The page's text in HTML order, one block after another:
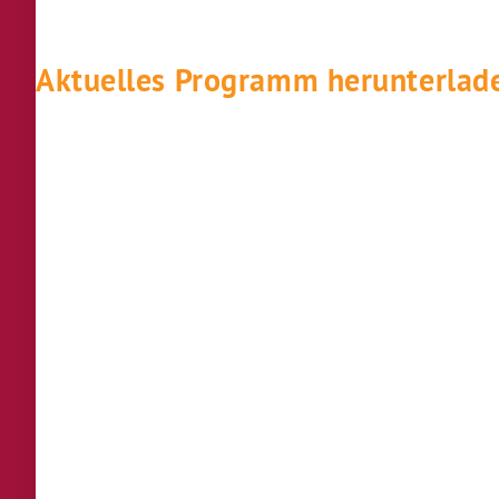
Aktuelles Programm